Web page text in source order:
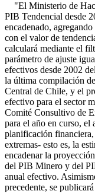
"El Ministerio de
PIB Tendencial desde
encadenado,
con el valor de
calculará mediante el
parámetro de ajuste
efectivos desde 2002
la última compilación
Central de Chile, y el
efectivo para el sector
Comité Consultivo de
para el año en curso, el
planificación
extremas- esto es, la
encadenar la
del PIB Minero y del
anual efectivo.
precedente, se